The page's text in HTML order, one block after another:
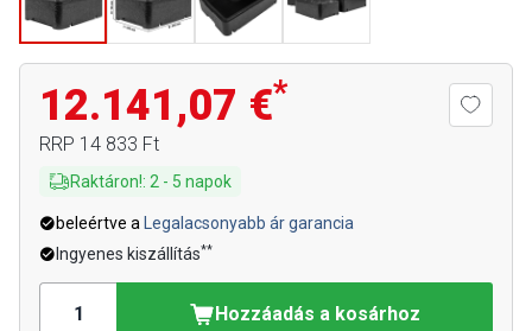
12.141,07 €*
RRP 14 833 Ft
Raktáron!: 2 - 5 napok
beleértve a
Legalacsonyabb ár garancia
Ingyenes kiszállítás**
Hozzáadás a kosárhoz